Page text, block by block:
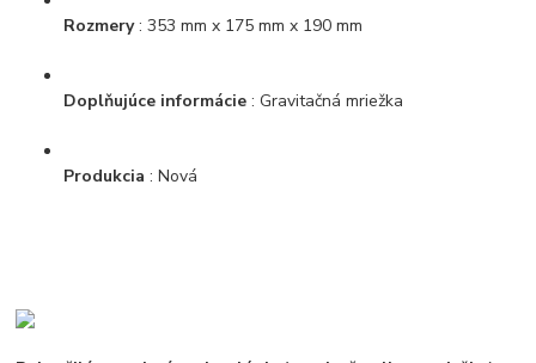
Rozmery: 353 mm x 175 mm x 190 mm
Doplňujúce informácie : Gravitačná mriežka
Produkcia : Nová